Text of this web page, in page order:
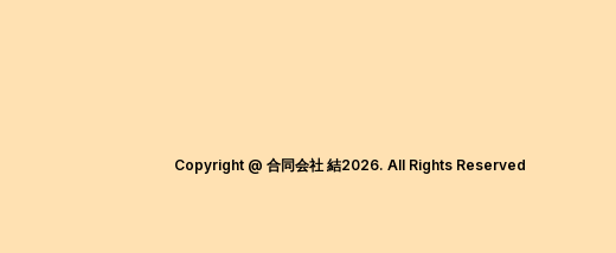
Copyright @ 合同会社 結2026. All Rights Reserved